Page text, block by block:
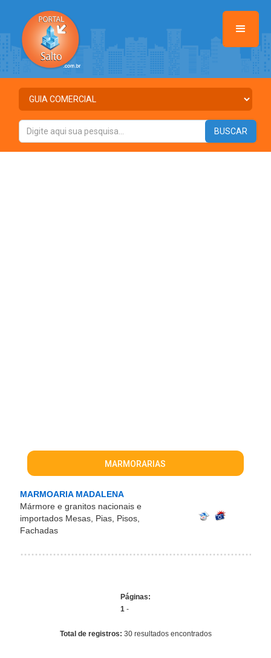
MARMORARIAS
MARMOARIA MADALENA
Mármore e granitos nacionais e
importados Mesas, Pias, Pisos,
Fachadas
Páginas:
1 -
Total de registros: 30 resultados encontrados